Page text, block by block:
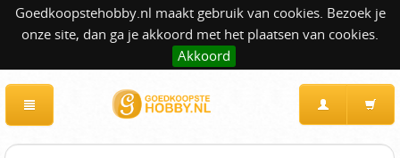
Goedkoopstehobby.nl maakt gebruik van cookies. Bezoek je
onze site, dan ga je akkoord met het plaatsen van cookies.
Akkoord